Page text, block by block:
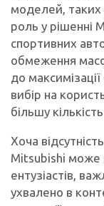
моделей, таких
роль у рішенні
спортивних
обмеження
до
вибір на
більшу
Хоча
Mitsubishi може
ентузіастів,
ухвалено в